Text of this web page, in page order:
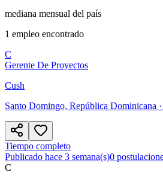
mediana mensual del país
1 empleo encontrado
C
Gerente De Proyectos
Cush
Santo Domingo, República Dominicana
Tiempo completo
Publicado hace 3 semana(s)0
C